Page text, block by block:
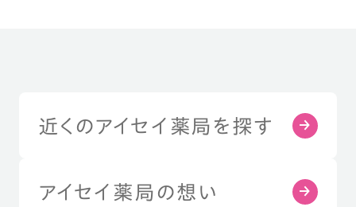
近くのアイセイ薬局を探す
アイセイ薬局の想い